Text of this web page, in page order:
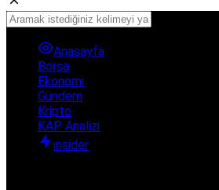
Anasayfa
Borsa
Ekonomi
Gündem
Kripto
KAP Analizi
insider